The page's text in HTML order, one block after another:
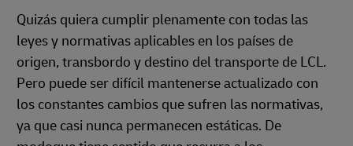
Quizás quiera cumplir plenamente con todas las
leyes y normativas aplicables en los países de
origen, transbordo y destino del transporte de LCL.
Pero puede ser difícil mantenerse actualizado con
los constantes cambios que sufren las normativas,
ya que casi nunca permanecen estáticas. De